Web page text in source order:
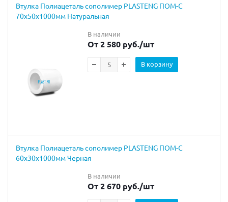
Втулка Полиацеталь сополимер PLASTENG ПОМ-С
70х50х1000мм Натуральная
В наличии
От 2 580 руб./шт
В корзину
Втулка Полиацеталь сополимер PLASTENG ПОМ-С
60х30х1000мм Черная
В наличии
От 2 670 руб./шт